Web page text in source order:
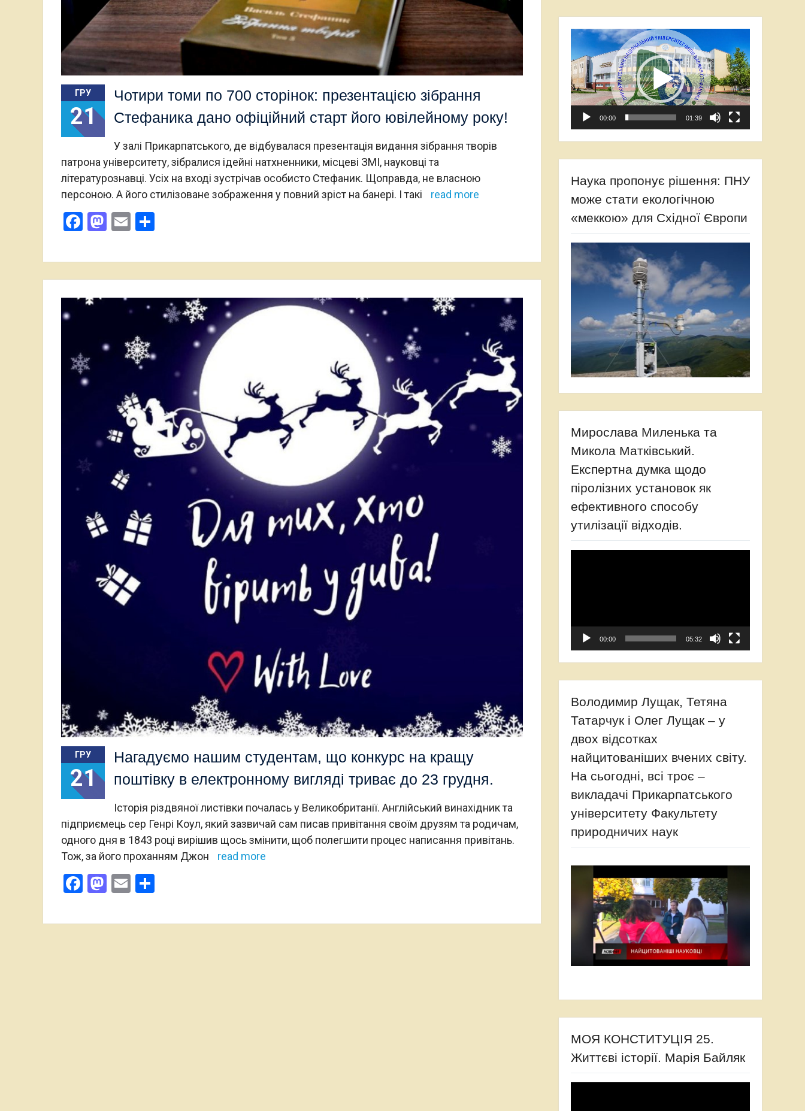
ГРУ
21
Чотири томи по 700 сторінок: презентацією зібрання
Стефаника дано офіційний старт його ювілейному року!
У залі Прикарпатського, де відбувалася презентація видання зібрання творів
патрона університету, зібралися ідейні натхненники, місцеві ЗМІ, науковці та
літературознавці. Усіх на вході зустрічав особисто Стефаник. Щоправда, не власною
персоною. А його стилізоване зображення у повний зріст на банері. І такі
read more
Facebook
Mastodon
Email
ГРУ
21
Нагадуємо нашим студентам, що конкурс на кращу
поштівку в електронному вигляді триває до 23 грудня.
Історія різдвяної листівки почалась у Великобританії. Англійський винахідник та
підприємець сер Генрі Коул, який зазвичай сам писав привітання своїм друзям та родичам,
одного дня в 1843 році вирішив щось змінити, щоб полегшити процес написання привітань.
Тож, за його проханням Джон
read more
Facebook
Mastodon
Email
Відеопрогравач
00:00 01:39
Наука пропонує рішення: ПНУ
може стати екологічною
«меккою» для Східної Європи
Мирослава Миленька та
Микола Матківський.
Експертна думка щодо
піролізних установок як
ефективного способу
утилізації відходів.
00:00 05:32
Володимир Лущак, Тетяна
Татарчук і Олег Лущак – у
двох відсотках
найцитованіших вчених світу.
На сьогодні, всі троє –
викладачі Прикарпатського
університету Факультету
природничих наук
МОЯ КОНСТИТУЦІЯ 25.
Життєві історії. Марія Байляк